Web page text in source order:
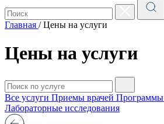
Главная / Цены на услуги
Цены на услуги
Все услуги Приемы врачей Программы
Лабораторные исследования